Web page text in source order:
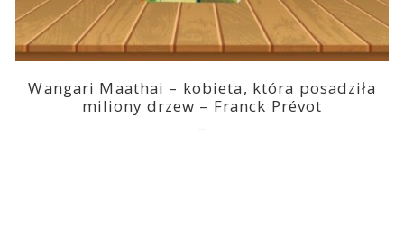
Wangari Maathai – kobieta, która posadziła
miliony drzew – Franck Prévot